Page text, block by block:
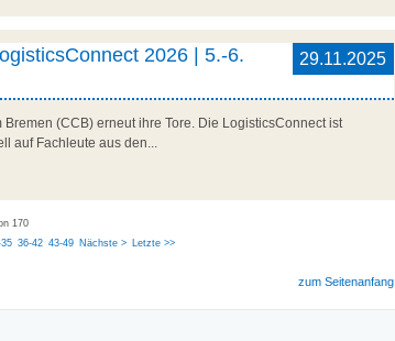
29.11.2025
2026 | 5.-6.
(CCB) erneut ihre Tore. Die LogisticsConnect ist
auf Fachleute aus den...
170
36-42 43-49 Nächste > Letzte >>
zum Seitenanfang